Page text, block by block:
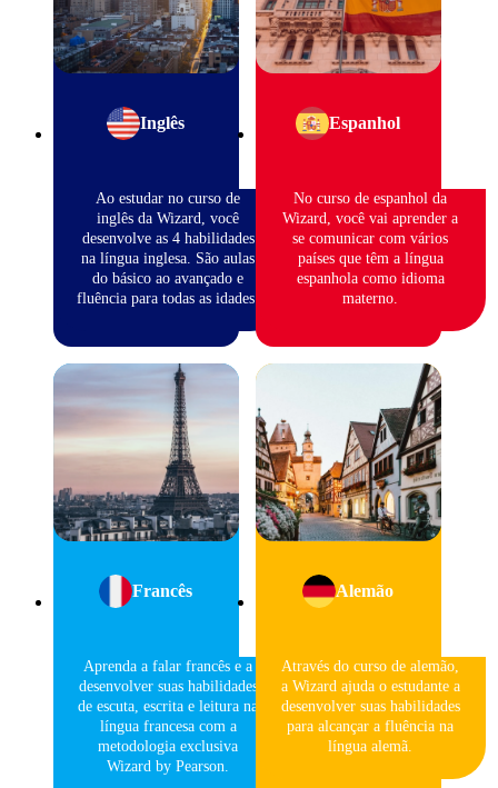
Inglês
Ao estudar no curso de
inglês da Wizard, você
desenvolve as 4 habilidades
na língua inglesa. São aulas
do básico ao avançado e
fluência para todas as idades.
Espanhol
No curso de espanhol da
Wizard, você vai aprender a
se comunicar com vários
países que têm a língua
espanhola como idioma
materno.
Francês
Aprenda a falar francês e a
desenvolver suas habilidades
de escuta, escrita e leitura na
língua francesa com a
metodologia exclusiva
Wizard by Pearson.
Alemão
Através do curso de alemão,
a Wizard ajuda o estudante a
desenvolver suas habilidades
para alcançar a fluência na
língua alemã.